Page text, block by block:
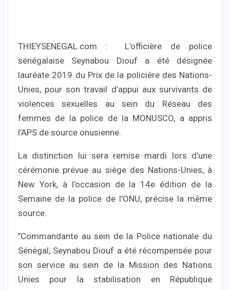
THIEYSENEGAL.com : L’officière de police
sénégalaise Seynabou Diouf a été désignée
lauréate 2019 du Prix de la policière des Nations-
Unies, pour son travail d’appui aux survivants de
violences sexuelles au sein du Réseau des
femmes de la police de la MONUSCO, a appris
l’APS de source onusienne.
La distinction lui sera remise mardi lors d’une
cérémonie prévue au siège des Nations-Unies, à
New York, à l’occasion de la 14e édition de la
Semaine de la police de l’ONU, précise la même
source.
’’Commandante au sein de la Police nationale du
Sénégal, Seynabou Diouf a été récompensée pour
son service au sein de la Mission des Nations
Unies pour la stabilisation en République